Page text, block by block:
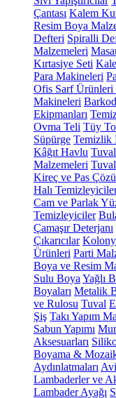
Çantası Kalem
Resim Boya
Defteri Spiralli
Malzemeleri
Kırtasiye Seti
Para Makineleri
Ofis Sarf Ürünleri
Makineleri
Ekipmanları
Ovma Teli Tüy
Süpürge Temizlik
Kâğıt Havlu
Malzemeleri
Kireç ve Pas
Halı
Cam ve Parlak
Temizleyiciler
Çamaşır Deterjanı
Çıkarıcılar
Ürünleri Parti
Boya ve Resim
Sulu Boya Yağlı
Boyaları Metalik
ve Rulosu Tuval
Şiş Takı Yapım
Sabun Yapımı
Aksesuarları
Boyama &
Aydınlatmaları
Lambaderler ve
Lambader Ayağı